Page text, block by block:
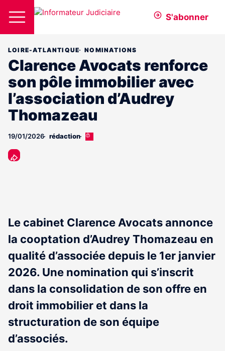
S'abonner
LOIRE-ATLANTIQUE NOMINATIONS
Clarence Avocats renforce
son pôle immobilier avec
l’association d’Audrey
Thomazeau
19/01/2026 rédaction
Cet
Le cabinet Clarence Avocats annonce
la cooptation d’Audrey Thomazeau en
qualité d’associée depuis le 1er janvier
2026. Une nomination qui s’inscrit
dans la consolidation de son offre en
droit immobilier et dans la
structuration de son équipe
d’associés.